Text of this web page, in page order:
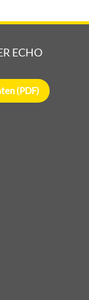
ECHO
(PDF)